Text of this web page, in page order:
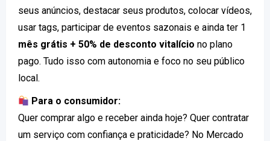
seus anúncios, destacar seus produtos, colocar vídeos,
usar tags, participar de eventos sazonais e ainda ter 1
mês grátis + 50% de desconto vitalício no plano
pago. Tudo isso com autonomia e foco no seu público
local.
Para o consumidor:
Quer comprar algo e receber ainda hoje? Quer contratar
um serviço com confiança e praticidade? No Mercado